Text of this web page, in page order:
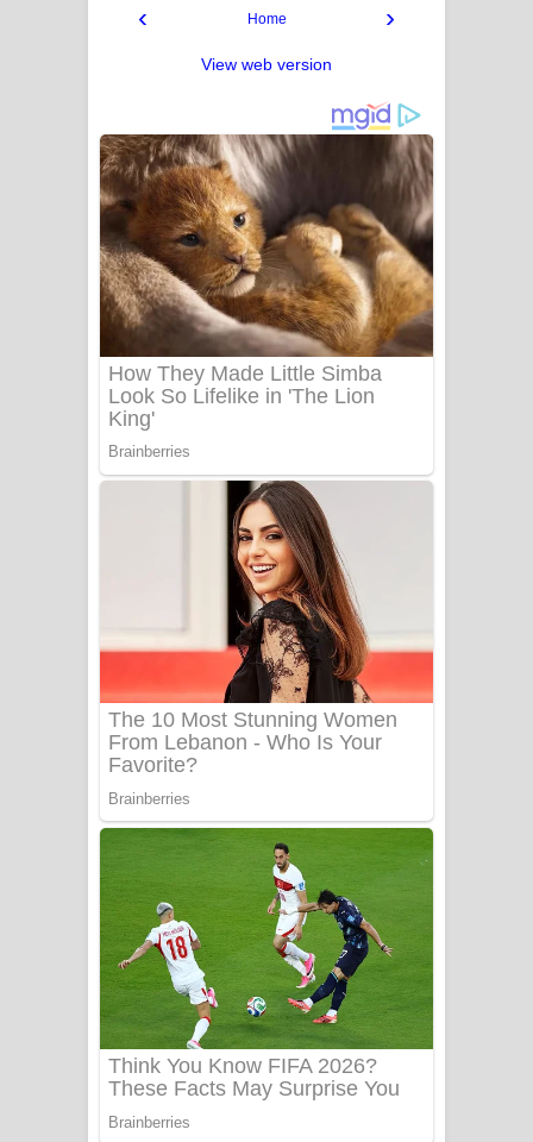
‹ ›
Home
View web version